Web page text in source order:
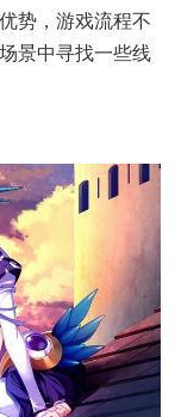
势，游戏流程不
景中寻找一些线